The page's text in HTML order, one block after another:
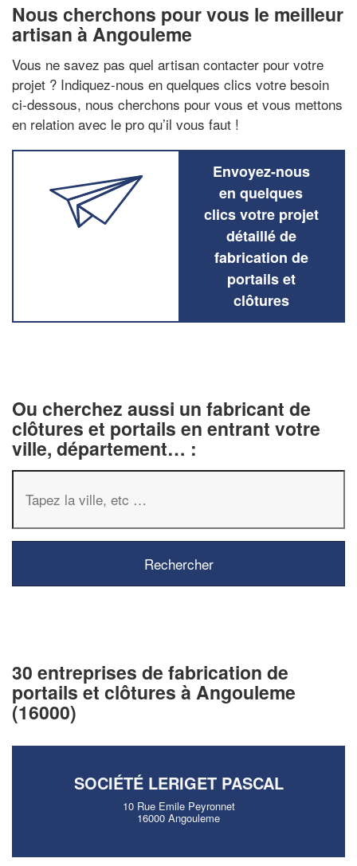
Nous cherchons pour vous le meilleur
artisan à Angouleme
Vous ne savez pas quel artisan contacter pour votre
projet ? Indiquez-nous en quelques clics votre besoin
ci-dessous, nous cherchons pour vous et vous mettons
en relation avec le pro qu’il vous faut !
Envoyez-nous
en quelques
clics votre projet
détaillé de
fabrication de
portails et
clôtures
Ou cherchez aussi un fabricant de
clôtures et portails en entrant votre
ville, département… :
30 entreprises de fabrication de
portails et clôtures à Angouleme
(16000)
SOCIÉTÉ LERIGET PASCAL
10 Rue Emile Peyronnet
16000 Angouleme